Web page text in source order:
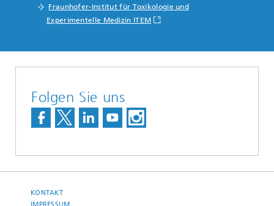
Fraunhofer-Institut für Toxikologie und
Experimentelle Medizin ITEM
Folgen Sie uns
KONTAKT
IMPRESSUM